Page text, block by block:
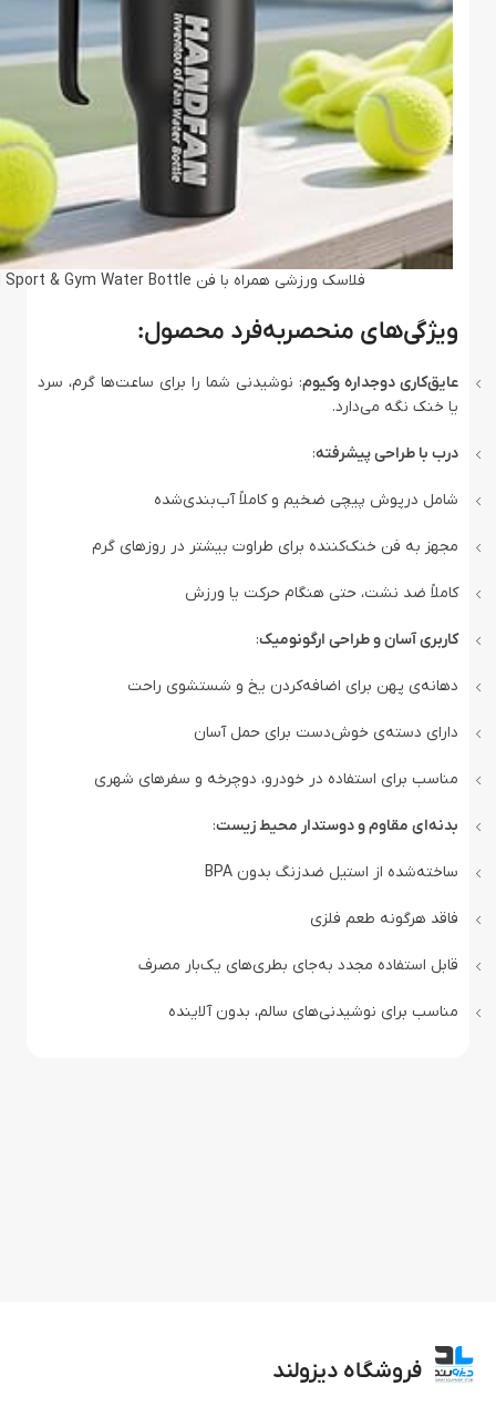
فلاسک ورزشی همراه با فن HandFan 3-in-1 Insulated Sport & Gym Water Bottle
ویژگی‌های منحصربه‌فرد محصول:
عایق‌کاری دوجداره وکیوم: نوشیدنی شما را برای ساعت‌ها گرم، سرد
یا خنک نگه می‌دارد.
درب با طراحی پیشرفته:
شامل درپوش پیچی ضخیم و کاملاً آب‌بندی‌شده
مجهز به فن خنک‌کننده برای طراوت بیشتر در روزهای گرم
کاملاً ضد نشت، حتی هنگام حرکت یا ورزش
کاربری آسان و طراحی ارگونومیک:
دهانه‌ی پهن برای اضافه‌کردن یخ و شستشوی راحت
دارای دسته‌ی خوش‌دست برای حمل آسان
مناسب برای استفاده در خودرو، دوچرخه و سفرهای شهری
بدنه‌ای مقاوم و دوستدار محیط زیست:
ساخته‌شده از استیل ضدزنگ بدون BPA
فاقد هرگونه طعم فلزی
قابل استفاده مجدد به‌جای بطری‌های یک‌بار مصرف
مناسب برای نوشیدنی‌های سالم، بدون آلاینده
فروشگاه دیزولند